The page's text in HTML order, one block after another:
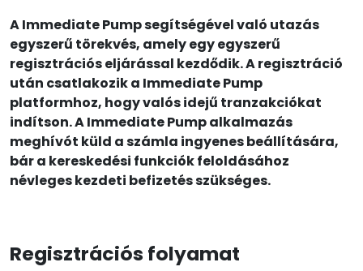
A Immediate Pump segítségével való utazás
egyszerű törekvés, amely egy egyszerű
regisztrációs eljárással kezdődik. A regisztráció
után csatlakozik a Immediate Pump
platformhoz, hogy valós idejű tranzakciókat
indítson. A Immediate Pump alkalmazás
meghívót küld a számla ingyenes beállítására,
bár a kereskedési funkciók feloldásához
névleges kezdeti befizetés szükséges.
Regisztrációs folyamat